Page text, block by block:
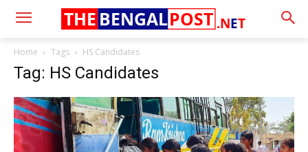
.NET
THE BENGALPOST
Home Tags HS Candidates
Tag: HS Candidates